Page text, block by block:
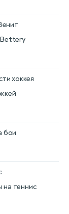
Bettery
хоккея
бои
на теннис